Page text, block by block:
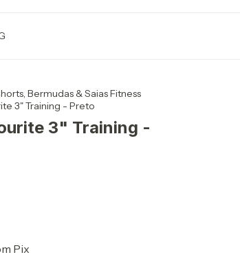
Bermudas & Saias Fitness
3" Training - Preto
3" Training -
Pix